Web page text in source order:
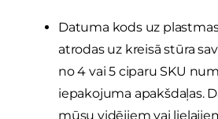
Datuma kods uz
atrodas uz kreisā stūra
no 4 vai 5 ciparu SKU
iepakojuma apakšdaļas.
mūsu vidējiem vai